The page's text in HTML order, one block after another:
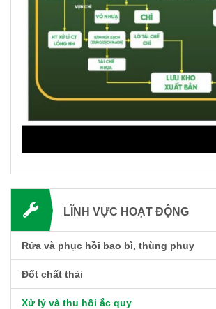
LĨNH VỰC HOẠT ĐỘNG
Rửa và phục hồi bao bì, thùng phuy
Đốt chất thải
Xử lý và thu hồi ắc quy